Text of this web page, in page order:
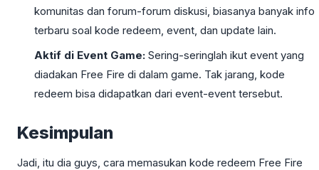
komunitas dan forum-forum diskusi, biasanya banyak info
terbaru soal kode redeem, event, dan update lain.
Aktif di Event Game: Sering-seringlah ikut event yang
diadakan Free Fire di dalam game. Tak jarang, kode
redeem bisa didapatkan dari event-event tersebut.
Kesimpulan
Jadi, itu dia guys, cara memasukan kode redeem Free Fire